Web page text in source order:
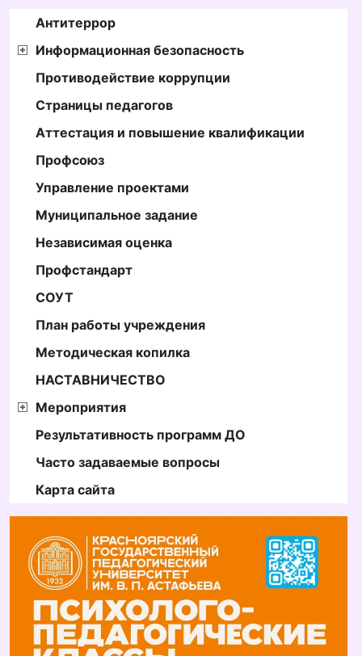
Антитеррор
Информационная безопасность
Противодействие коррупции
Страницы педагогов
Аттестация и повышение квалификации
Профсоюз
Управление проектами
Муниципальное задание
Независимая оценка
Профстандарт
СОУТ
План работы учреждения
Методическая копилка
НАСТАВНИЧЕСТВО
Мероприятия
Результативность программ ДО
Часто задаваемые вопросы
Карта сайта